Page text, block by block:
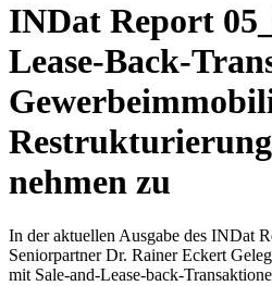
INDat Report
Lease-Back-
nehmen zu
In der aktuellen Ausgabe des INDat
Seniorpartner Dr. Rainer Eckert
mit Sale-and-Lease-back-